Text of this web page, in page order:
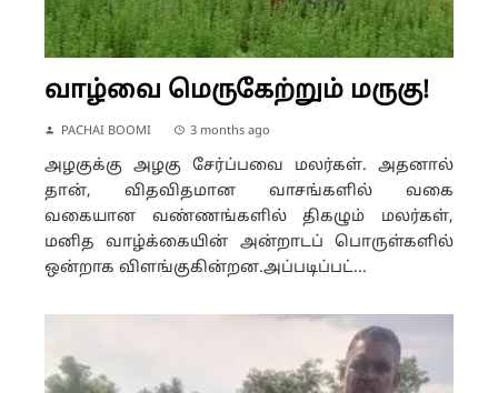
வாழ்வை மெருகேற்றும் மருகு!
PACHAI BOOMI 3 months ago
அழகுக்கு அழகு சேர்ப்பவை மலர்கள். அதனால்
தான், விதவிதமான வாசங்களில் வகை
வகையான வண்ணங்களில் திகழும் மலர்கள்,
மனித வாழ்க்கையின் அன்றாடப் பொருள்களில்
ஒன்றாக விளங்குகின்றன.அப்படிப்பட்...